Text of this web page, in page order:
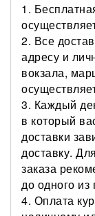
1.
осуществ
2. Все
адресу и
вокзала,
3. Каждый
в который
доставки
доставку.
заказа
до одного
4. Оплата